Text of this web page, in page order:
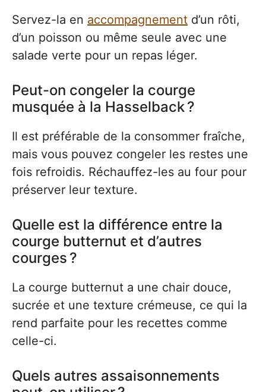
Servez-la en accompagnement d’un rôti,
d’un poisson ou même seule avec une
salade verte pour un repas léger.
Peut-on congeler la courge
musquée à la Hasselback ?
Il est préférable de la consommer fraîche,
mais vous pouvez congeler les restes une
fois refroidis. Réchauffez-les au four pour
préserver leur texture.
Quelle est la différence entre la
courge butternut et d’autres
courges ?
La courge butternut a une chair douce,
sucrée et une texture crémeuse, ce qui la
rend parfaite pour les recettes comme
celle-ci.
Quels autres assaisonnements